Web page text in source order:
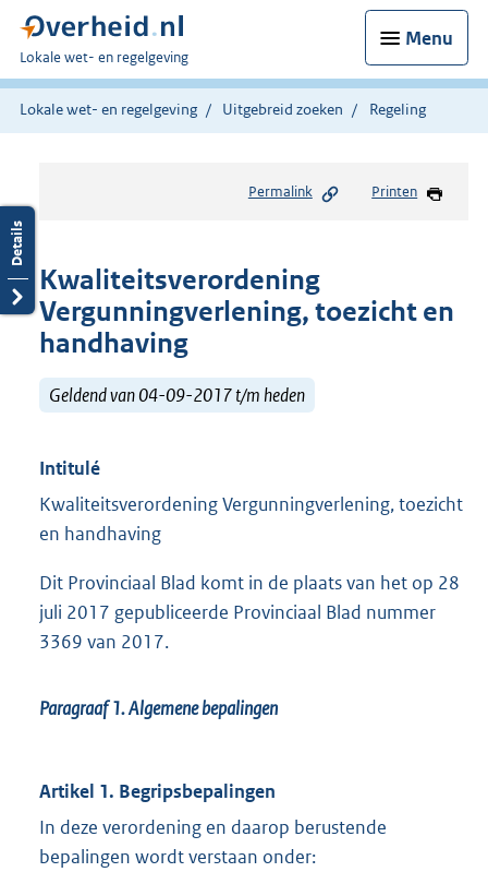
Menu
U
bent
hier:
Lokale wet- en regelgeving
Lokale wet- en regelgeving Uitgebreid zoeken Regeling
Permalink Printen
Kwaliteitsverordening
Vergunningverlening, toezicht en
handhaving
Geldend van 04-09-2017 t/m heden
Intitulé
Kwaliteitsverordening Vergunningverlening, toezicht
en handhaving
Dit Provinciaal Blad komt in de plaats van het op 28
juli 2017 gepubliceerde Provinciaal Blad nummer
3369 van 2017.
Paragraaf 1.Algemene bepalingen
Artikel 1. Begripsbepalingen
In deze verordening en daarop berustende
bepalingen wordt verstaan onder: